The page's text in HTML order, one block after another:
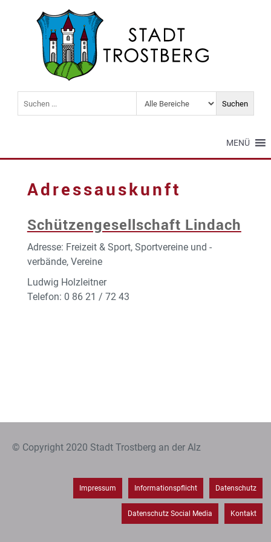
MENÜ
Adressauskunft
Schützengesellschaft Lindach
Adresse: Freizeit & Sport, Sportvereine und -
verbände, Vereine
Ludwig Holzleitner
Telefon: 0 86 21 / 72 43
© Copyright 2020 Stadt Trostberg an der Alz
Impressum Informationspflicht Datenschutz
Datenschutz Social Media Kontakt